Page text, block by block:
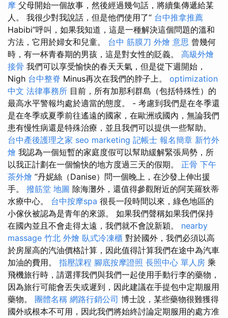
摩 父母開始一個故事，然後經過幾句話，將續集傳遞給某
人。 我很少對我說話，但是他們使用了“ 台中推拿推薦
Habibi”呼叫，如果我知道，這是一種解決這個問題的溫和
方法，它用於婦女和兒童。 台中 筋膜刀 外燴 意思 曾幾何
時，有一杯青春期的男孩，這是對女性的貶義。 高級外燴
接骨 我們可以享受愉快的春天天氣，但是從下週開始，
Nigh 台中整脊 Minus再次在我們的脖子上。 optimization
中文 法律事務所 目前，所有加那利群島（包括特殊性）的
最高水平警報均處於適當的態度。 - 考慮到我們是在冬季還
是在冬季或夏季前往遙遠的國家，在歐洲或國內，無論我們
患有慢性病還是特殊治療，並且我們可以提供一些幫助。
台中產後護理之家 seo marketing 記帳士 報名簡章 新竹外
燴 我認為一個短暫的家庭度假可以幫助緩解緊張局勢，所
以我正計劃在一個愉快的地方度過三天的假期。 正骨 下午
茶外燴 ”丹妮絲（Danise）問一個晚上，在沙發上伸出援
手。 撥筋堂 地圖 除海灘外，還值得參觀附近的阿芙羅狄蒂
水療中心。 台中按摩spa 很長一段時間以來，綠色地區的
小傢伙被認為是青年的來源。 如果我們聲稱如果我們保持
在國內並且不會走得太遠，我們就不會說新穎。 nearby
massage 竹北 外燴 臥式冷凍櫃 對於國外，我們必須以高
於房屋高的汽油價格計算，因此值得計算我們在途中為汽車
加油的費用。 指壓課程 腳底按摩證照 長照中心 單人房 乘
飛機旅行時，請選擇我們與我們一起使用手動行李的藥物，
因為旅行可能會丟失或遲到，因此建議在手提包中定期服用
藥物。 團體名稱 網路行銷公司 博士說，某些藥物很難獲得
國外或根本不可用，因此我們將始終討論定期服用的處方准